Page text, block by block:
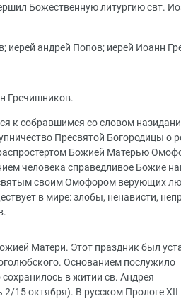
Божественную литургию свт.
иерей андрей Попов; иерей Иоанн
Гречишников.
к собравшимся со словом
Пресвятой Богородицы о
Божией Матерью
человека справедливое Божие
своим Омофором верующих
в мире: злобы, ненависти,
Матери. Этот праздник был
Основанием послужило
в житии св. Андрея
15 октября). В русском Прологе ХII